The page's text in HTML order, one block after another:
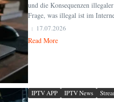
und die Konsequenzen
Frage, was illegal ist im
17.07.2026
Read More
IPTV APP IPTV News